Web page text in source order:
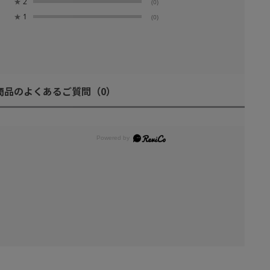
★ 1 (0)
品のよくあるご質問 （0）